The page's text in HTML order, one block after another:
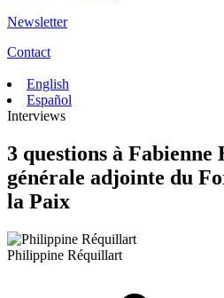
Newsletter
Contact
English
Español
Interviews
3 questions à
générale adjointe du
la Paix
Philippine Réquillart